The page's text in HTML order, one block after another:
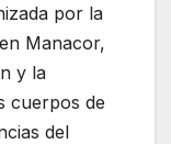
por la
en Manacor,
y la
cuerpos de
del